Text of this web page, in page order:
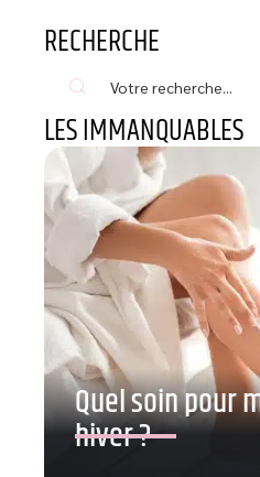
RECHERCHE
LES IMMANQUABLES
Quel soin pour
hiver ?